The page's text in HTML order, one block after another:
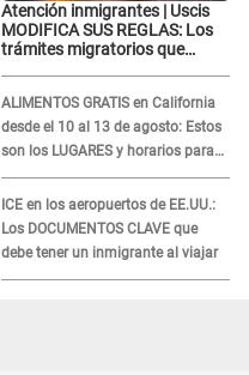
Atención inmigrantes | Uscis
MODIFICA SUS REGLAS: Los
trámites migratorios que
ALIMENTOS GRATIS en California
desde el 10 al 13 de agosto: Estos
son los LUGARES y horarios para
recibir la ayuda
ICE en los aeropuertos de EE.UU.:
Los DOCUMENTOS CLAVE que
debe tener un inmigrante al viajar